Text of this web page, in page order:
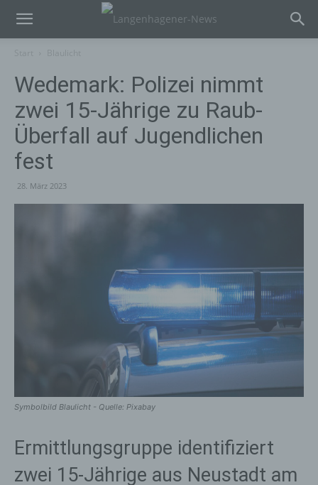
Wedemark: Polizei nimmt
zwei 15-Jährige zu Raub-
Überfall auf Jugendlichen
fest
28. März 2023
Symbolbild Blaulicht - Quelle: Pixabay
Ermittlungsgruppe identifiziert
zwei 15-Jährige aus Neustadt am